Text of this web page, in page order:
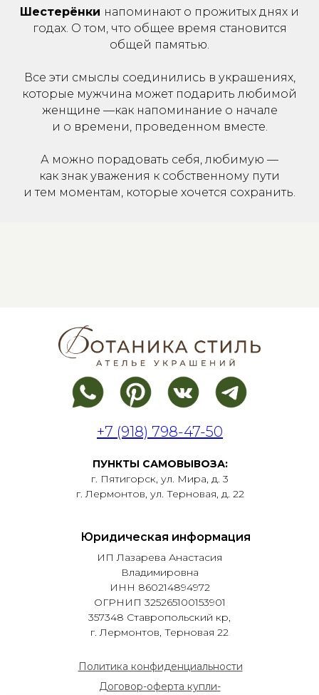
Шестерёнки напоминают о прожитых днях и
годах. О том, что общее время становится
общей памятью.
Все эти смыслы соединились в украшениях,
которые мужчина может подарить любимой
женщине —как напоминание о начале
и о времени, проведенном вместе.
А можно порадовать себя, любимую —
как знак уважения к собственному пути
и тем моментам, которые хочется сохранить.
+7 (918) 798-47-50
ПУНКТЫ САМОВЫВОЗА:
г. Пятигорск, ул. Мира, д. 3
г. Лермонтов, ул. Терновая, д. 22
Политика конфиденциальности
Договор-оферта купли-
ИП Лазарева Анастасия
Владимировна
ИНН 860214894972
ОГРНИП 325265100153901
357348 Ставропольский кр,
г. Лермонтов, Терновая 22
Юридическая информация